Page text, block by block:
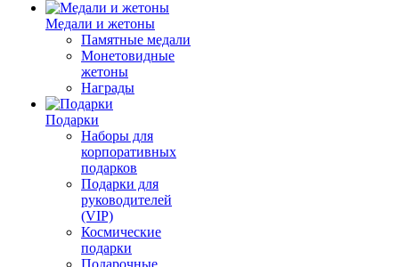
Медали и жетоны
Памятные медали
Монетовидные
жетоны
Награды
Подарки
Наборы для
корпоративных
подарков
Подарки для
руководителей
(VIP)
Космические
подарки
Подарочные